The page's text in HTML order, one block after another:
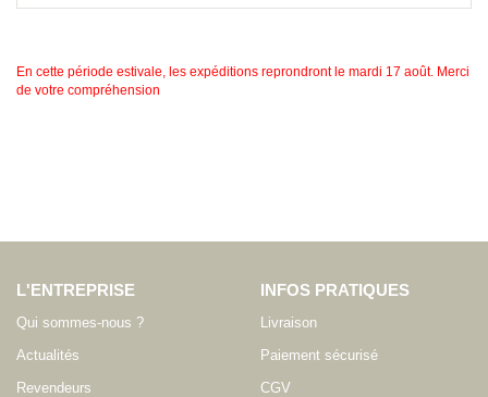
En cette période estivale, les expéditions reprondront le mardi 17 août. Merci
de votre compréhension
L'ENTREPRISE
Qui sommes-nous ?
Actualités
Revendeurs
INFOS PRATIQUES
Livraison
Paiement sécurisé
CGV